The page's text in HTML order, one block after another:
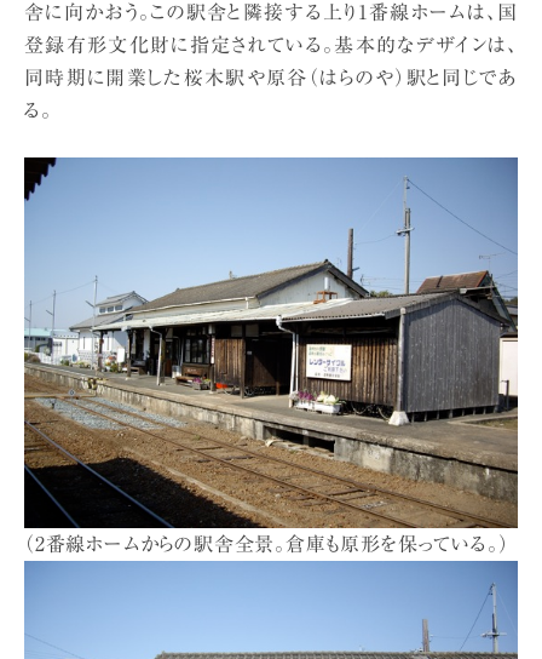
舎に向かおう。この駅舎と隣接する上り1番線ホームは、国
登録有形文化財に指定されている。基本的なデザインは、
同時期に開業した桜木駅や原谷（はらのや）駅と同じであ
る。
（2番線ホームからの駅舎全景。倉庫も原形を保っている。）